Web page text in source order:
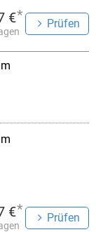
€*
Prüfen
€*
Prüfen